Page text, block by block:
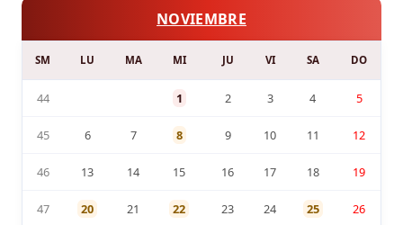
NOVIEMBRE
SM LU MA MI JU VI SA DO
44 1 2 3 4 5
45 6 7 8 9 10 11 12
46 13 14 15 16 17 18 19
47 20 21 22 23 24 25 26